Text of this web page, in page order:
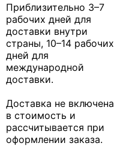
Приблизительно 3–7
рабочих дней для
доставки внутри
страны, 10–14 рабочих
дней для
международной
доставки.
Доставка не включена
в стоимость и
рассчитывается при
оформлении заказа.